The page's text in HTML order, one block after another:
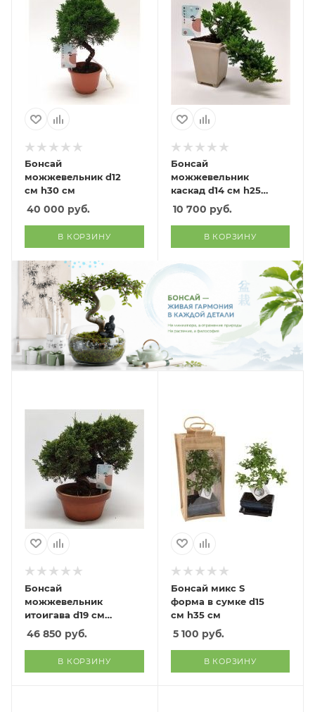
Бонсай
можжевельник d12
см h30 см
40 000 руб.
В КОРЗИНУ
Бонсай
можжевельник
каскад d14 см h25
см
10 700 руб.
В КОРЗИНУ
Бонсай
можжевельник
итоигава d19 см
h30 см
46 850 руб.
В КОРЗИНУ
Бонсай микс S
форма в сумке d15
см h35 см
5 100 руб.
В КОРЗИНУ